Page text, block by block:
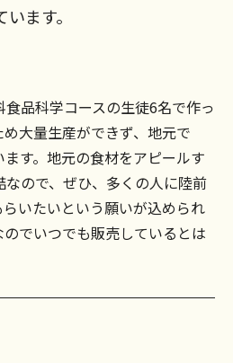
ます。
品科学コースの生徒6名で作っ
大量生産ができず、地元で
す。地元の食材をアピールす
ので、ぜひ、多くの人に陸前
いたいという願いが込められ
でいつでも販売しているとは